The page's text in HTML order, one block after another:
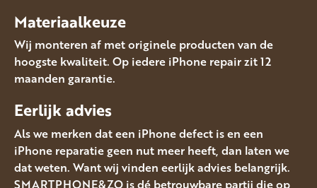
Materiaalkeuze
Wij monteren af met originele producten van de
hoogste kwaliteit. Op iedere iPhone repair zit 12
maanden garantie.
Eerlijk advies
Als we merken dat een iPhone defect is en een
iPhone reparatie geen nut meer heeft, dan laten we
dat weten. Want wij vinden eerlijk advies belangrijk.
SMARTPHONE&ZO is dé betrouwbare partij die op